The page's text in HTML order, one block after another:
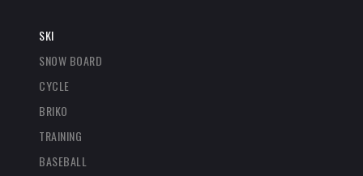
SKI
SNOW BOARD
CYCLE
BRIKO
TRAINING
BASEBALL